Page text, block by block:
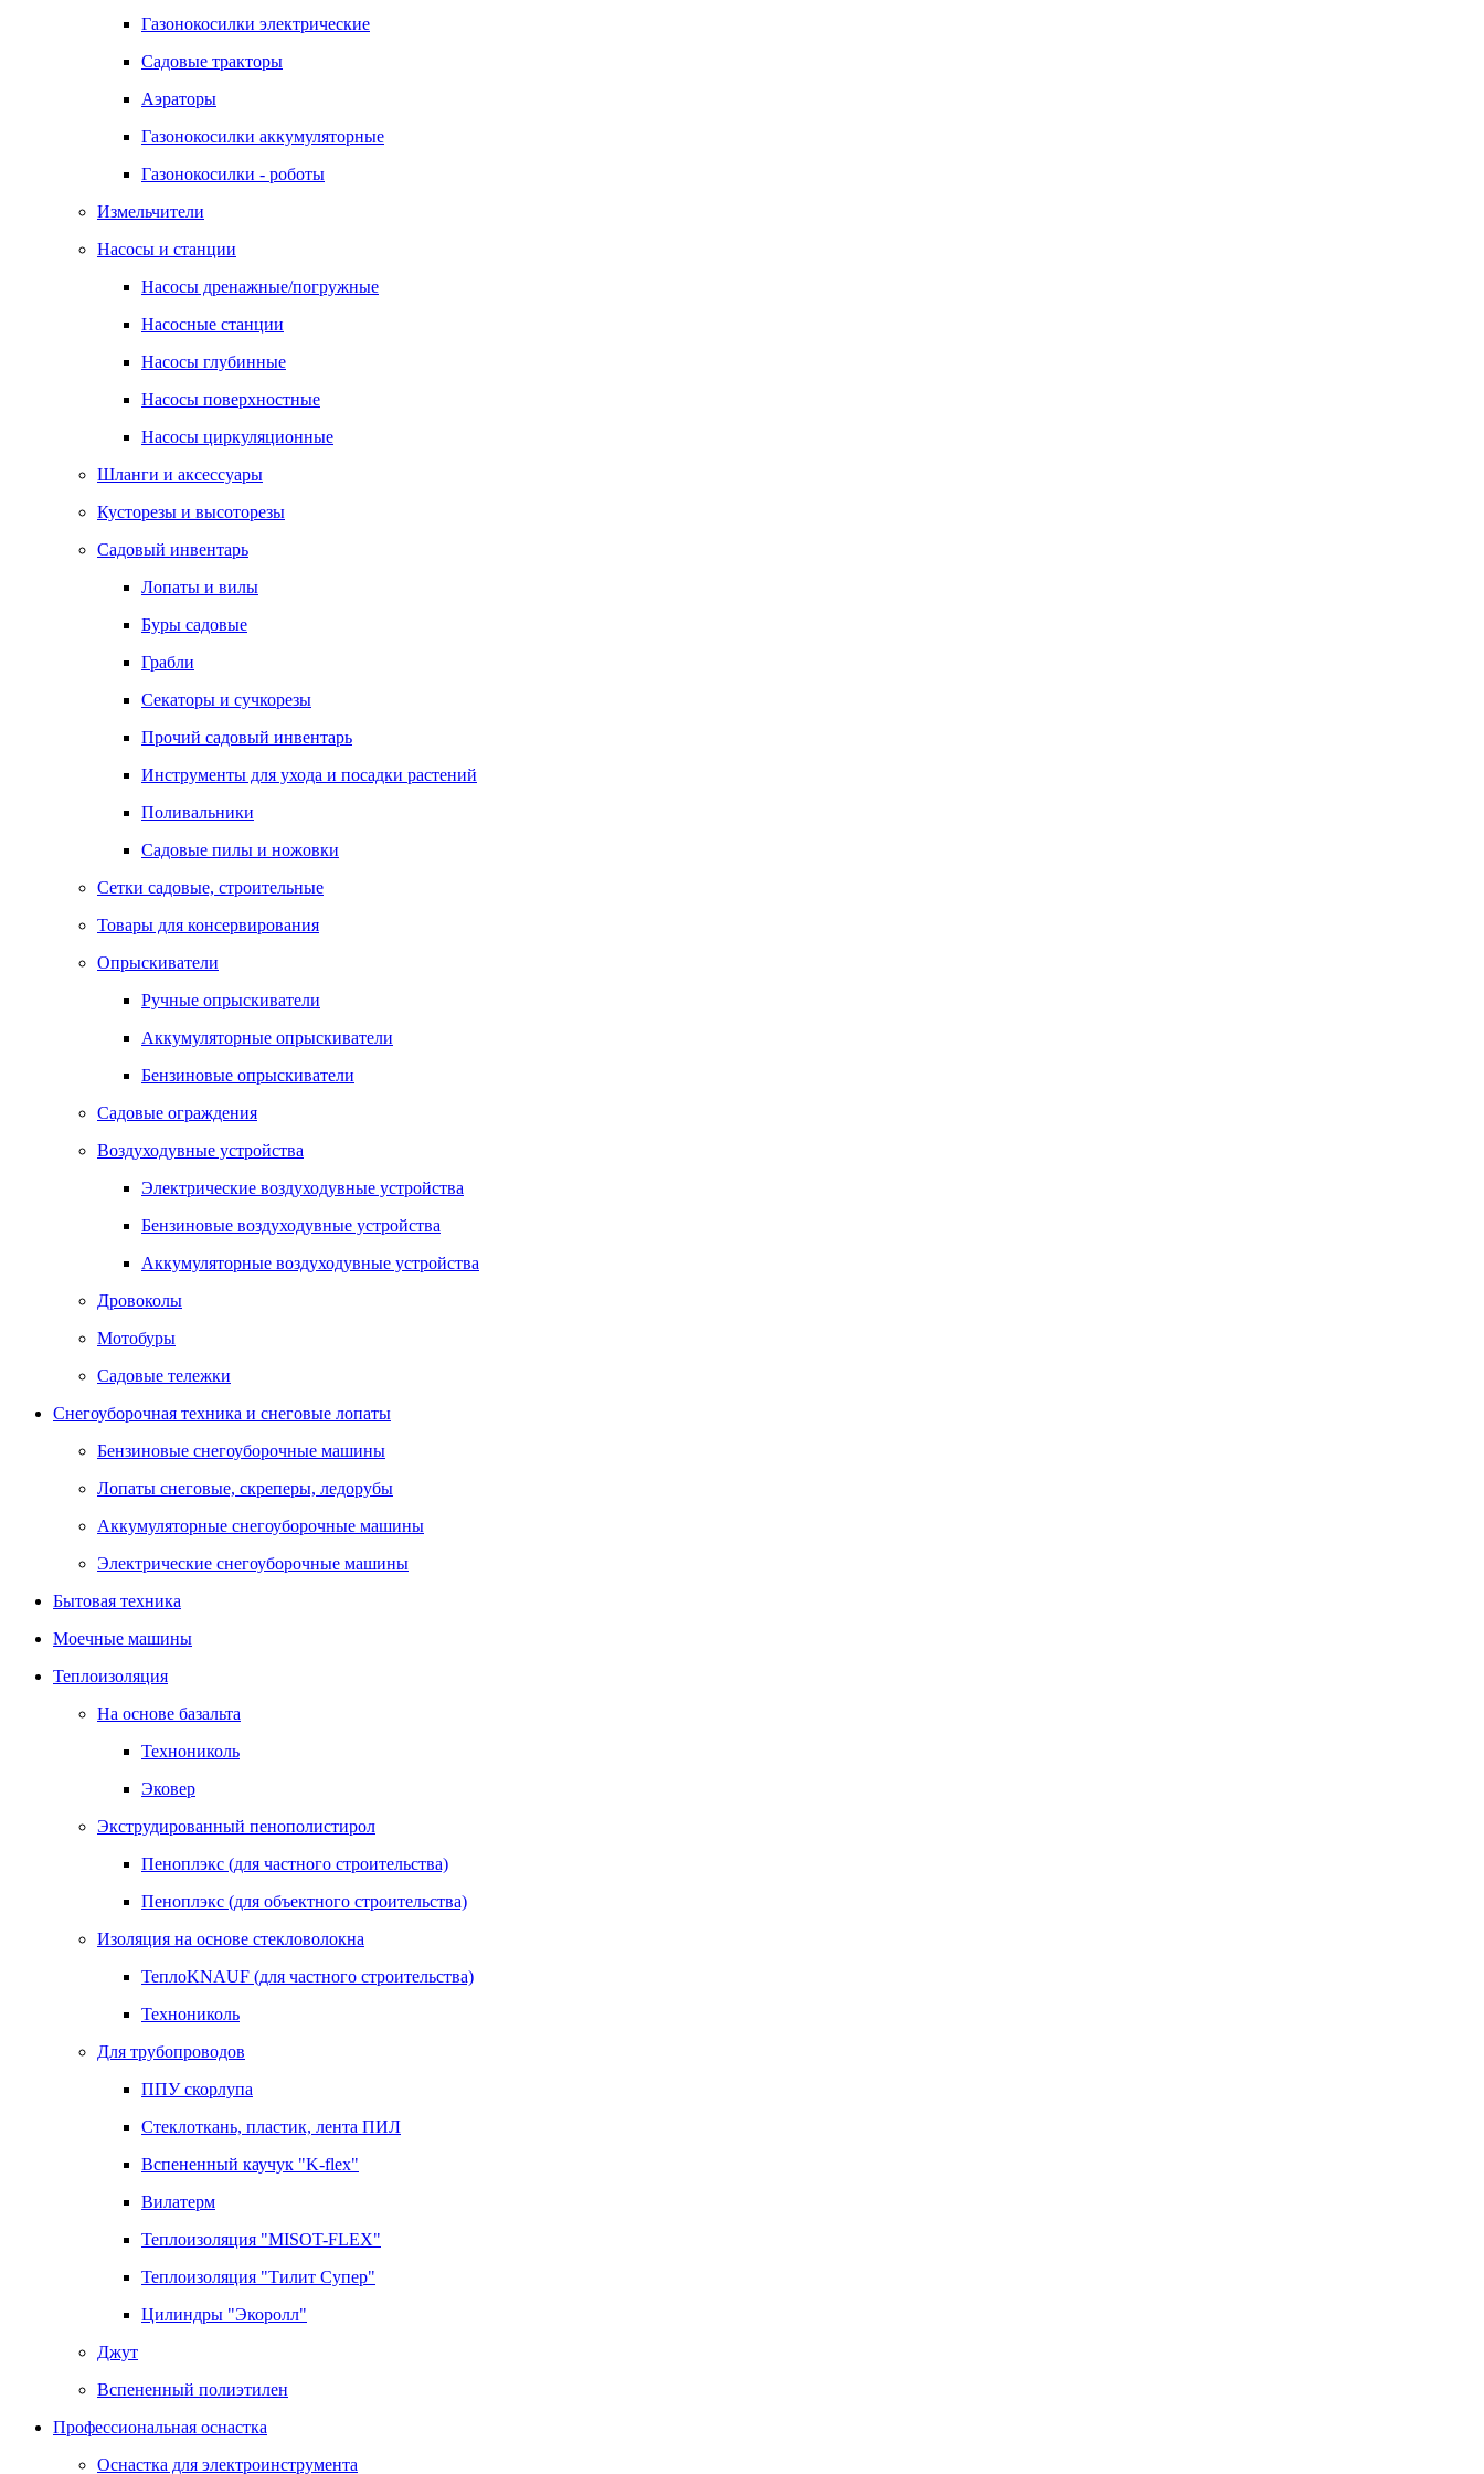
Газонокосилки электрические
Садовые тракторы
Аэраторы
Газонокосилки аккумуляторные
Газонокосилки - роботы
Измельчители
Насосы и станции
Насосы дренажные/погружные
Насосные станции
Насосы глубинные
Насосы поверхностные
Насосы циркуляционные
Шланги и аксессуары
Кусторезы и высоторезы
Садовый инвентарь
Лопаты и вилы
Буры садовые
Грабли
Секаторы и сучкорезы
Прочий садовый инвентарь
Инструменты для ухода и посадки растений
Поливальники
Садовые пилы и ножовки
Сетки садовые, строительные
Товары для консервирования
Опрыскиватели
Ручные опрыскиватели
Аккумуляторные опрыскиватели
Бензиновые опрыскиватели
Садовые ограждения
Воздуходувные устройства
Электрические воздуходувные устройства
Бензиновые воздуходувные устройства
Аккумуляторные воздуходувные устройства
Дровоколы
Мотобуры
Садовые тележки
Снегоуборочная техника и снеговые лопаты
Бензиновые снегоуборочные машины
Лопаты снеговые, скреперы, ледорубы
Аккумуляторные снегоуборочные машины
Электрические снегоуборочные машины
Бытовая техника
Моечные машины
Теплоизоляция
На основе базальта
Технониколь
Эковер
Экструдированный пенополистирол
Пеноплэкс (для частного строительства)
Пеноплэкс (для объектного строительства)
Изоляция на основе стекловолокна
ТеплоKNAUF (для частного строительства)
Технониколь
Для трубопроводов
ППУ скорлупа
Стеклоткань, пластик, лента ПИЛ
Вспененный каучук "K-flex"
Вилатерм
Теплоизоляция "MISOT-FLEX"
Теплоизоляция "Тилит Супер"
Цилиндры "Экоролл"
Джут
Вспененный полиэтилен
Профессиональная оснастка
Оснастка для электроинструмента